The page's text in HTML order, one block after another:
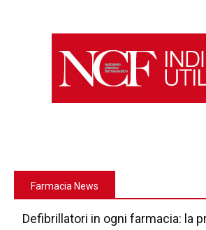
Farmacia News
Defibrillatori in ogni farmacia: la